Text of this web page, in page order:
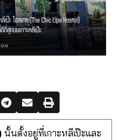
นั้นตั้งอยู่ที่เกาะหลีเป๊ะและ